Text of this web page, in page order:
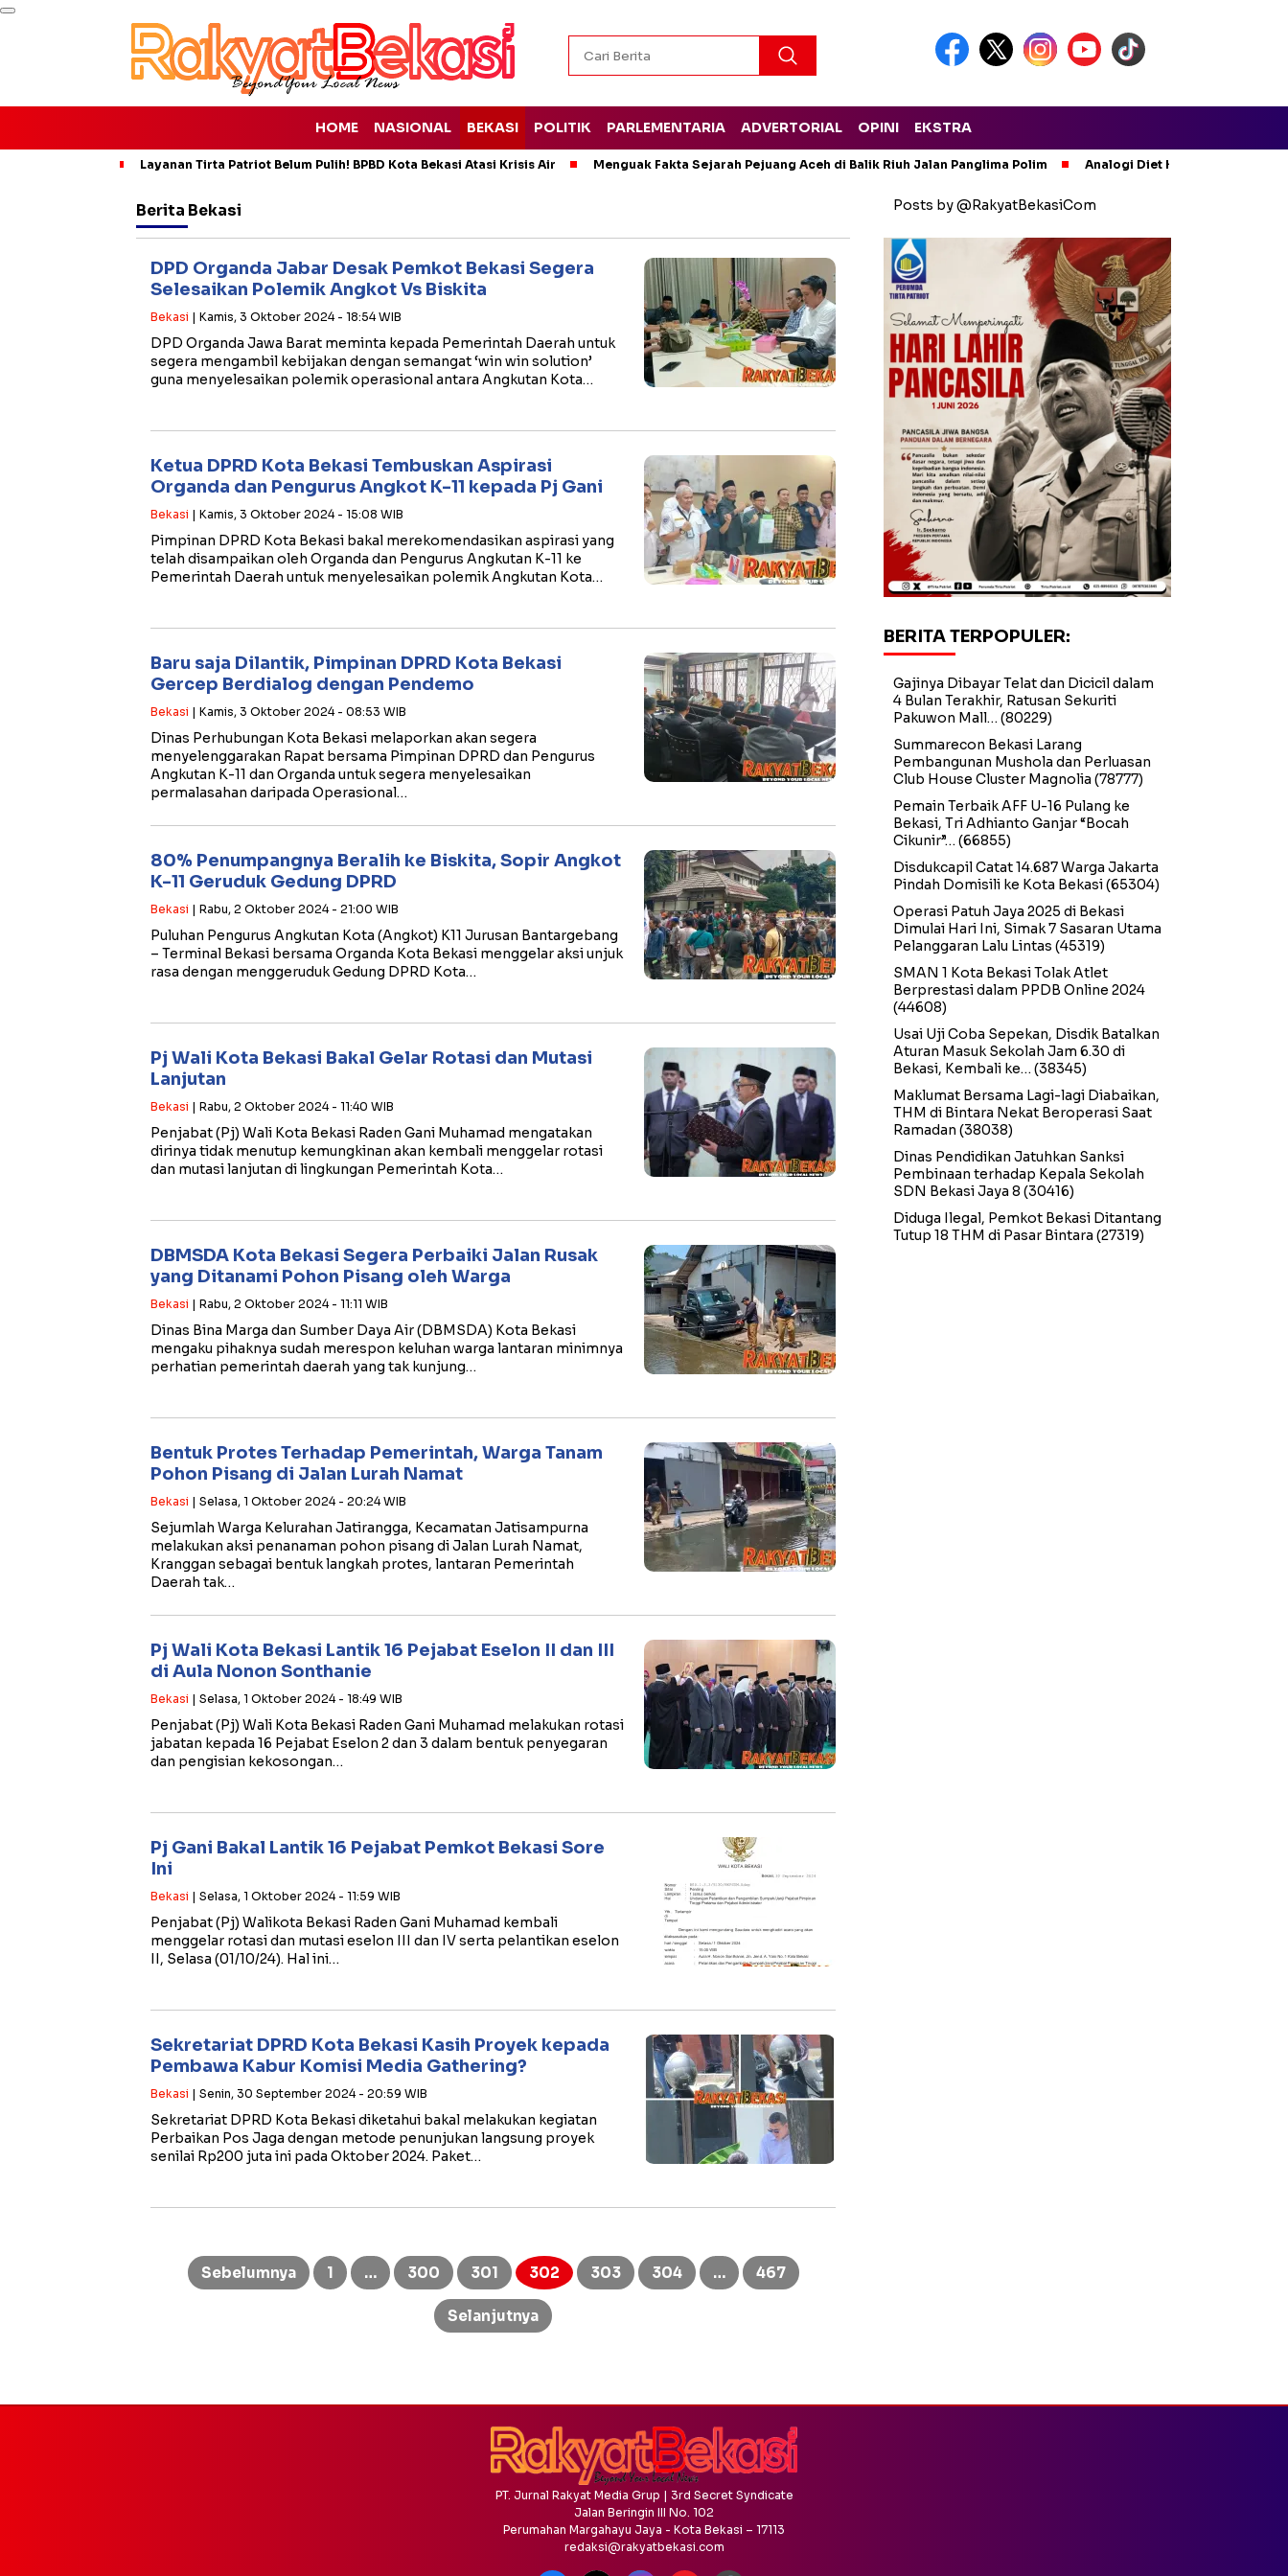
HOME NASIONAL BEKASI POLITIK PARLEMENTARIA ADVERTORIAL OPINI EKSTRA
Layanan Tirta Patriot Belum Pulih! BPBD Kota Bekasi Atasi Krisis Air Menguak Fakta Sejarah Pejuang Aceh di Balik Riuh Jalan Panglima Polim Analogi Diet Korupsi: Alarm
Berita Bekasi
DPD Organda Jabar Desak Pemkot Bekasi Segera
Selesaikan Polemik Angkot Vs Biskita
Bekasi | Kamis, 3 Oktober 2024 - 18:54 WIB
DPD Organda Jawa Barat meminta kepada Pemerintah Daerah untuk
segera mengambil kebijakan dengan semangat ‘win win solution’
guna menyelesaikan polemik operasional antara Angkutan Kota…
Ketua DPRD Kota Bekasi Tembuskan Aspirasi
Organda dan Pengurus Angkot K-11 kepada Pj Gani
Bekasi | Kamis, 3 Oktober 2024 - 15:08 WIB
Pimpinan DPRD Kota Bekasi bakal merekomendasikan aspirasi yang
telah disampaikan oleh Organda dan Pengurus Angkutan K-11 ke
Pemerintah Daerah untuk menyelesaikan polemik Angkutan Kota…
Baru saja Dilantik, Pimpinan DPRD Kota Bekasi
Gercep Berdialog dengan Pendemo
Bekasi | Kamis, 3 Oktober 2024 - 08:53 WIB
Dinas Perhubungan Kota Bekasi melaporkan akan segera
menyelenggarakan Rapat bersama Pimpinan DPRD dan Pengurus
Angkutan K-11 dan Organda untuk segera menyelesaikan
permalasahan daripada Operasional…
80% Penumpangnya Beralih ke Biskita, Sopir Angkot
K-11 Geruduk Gedung DPRD
Bekasi | Rabu, 2 Oktober 2024 - 21:00 WIB
Puluhan Pengurus Angkutan Kota (Angkot) K11 Jurusan Bantargebang
– Terminal Bekasi bersama Organda Kota Bekasi menggelar aksi unjuk
rasa dengan menggeruduk Gedung DPRD Kota…
Pj Wali Kota Bekasi Bakal Gelar Rotasi dan Mutasi
Lanjutan
Bekasi | Rabu, 2 Oktober 2024 - 11:40 WIB
Penjabat (Pj) Wali Kota Bekasi Raden Gani Muhamad mengatakan
dirinya tidak menutup kemungkinan akan kembali menggelar rotasi
dan mutasi lanjutan di lingkungan Pemerintah Kota…
DBMSDA Kota Bekasi Segera Perbaiki Jalan Rusak
yang Ditanami Pohon Pisang oleh Warga
Bekasi | Rabu, 2 Oktober 2024 - 11:11 WIB
Dinas Bina Marga dan Sumber Daya Air (DBMSDA) Kota Bekasi
mengaku pihaknya sudah merespon keluhan warga lantaran minimnya
perhatian pemerintah daerah yang tak kunjung…
Bentuk Protes Terhadap Pemerintah, Warga Tanam
Pohon Pisang di Jalan Lurah Namat
Bekasi | Selasa, 1 Oktober 2024 - 20:24 WIB
Sejumlah Warga Kelurahan Jatirangga, Kecamatan Jatisampurna
melakukan aksi penanaman pohon pisang di Jalan Lurah Namat,
Kranggan sebagai bentuk langkah protes, lantaran Pemerintah
Daerah tak…
Pj Wali Kota Bekasi Lantik 16 Pejabat Eselon II dan III
di Aula Nonon Sonthanie
Bekasi | Selasa, 1 Oktober 2024 - 18:49 WIB
Penjabat (Pj) Wali Kota Bekasi Raden Gani Muhamad melakukan rotasi
jabatan kepada 16 Pejabat Eselon 2 dan 3 dalam bentuk penyegaran
dan pengisian kekosongan…
Pj Gani Bakal Lantik 16 Pejabat Pemkot Bekasi Sore
Ini
Bekasi | Selasa, 1 Oktober 2024 - 11:59 WIB
Penjabat (Pj) Walikota Bekasi Raden Gani Muhamad kembali
menggelar rotasi dan mutasi eselon III dan IV serta pelantikan eselon
II, Selasa (01/10/24). Hal ini…
Sekretariat DPRD Kota Bekasi Kasih Proyek kepada
Pembawa Kabur Komisi Media Gathering?
Bekasi | Senin, 30 September 2024 - 20:59 WIB
Sekretariat DPRD Kota Bekasi diketahui bakal melakukan kegiatan
Perbaikan Pos Jaga dengan metode penunjukan langsung proyek
senilai Rp200 juta ini pada Oktober 2024. Paket…
Paginasi
pos Sebelumnya 1 … 300 301 302 303 304 … 467
Selanjutnya
Posts by @RakyatBekasiCom
BERITA TERPOPULER:
Gajinya Dibayar Telat dan Dicicil dalam
4 Bulan Terakhir, Ratusan Sekuriti
Pakuwon Mall… (80229)
Summarecon Bekasi Larang
Pembangunan Mushola dan Perluasan
Club House Cluster Magnolia (78777)
Pemain Terbaik AFF U-16 Pulang ke
Bekasi, Tri Adhianto Ganjar “Bocah
Cikunir”… (66855)
Disdukcapil Catat 14.687 Warga Jakarta
Pindah Domisili ke Kota Bekasi(65304)
Operasi Patuh Jaya 2025 di Bekasi
Dimulai Hari Ini, Simak 7 Sasaran Utama
Pelanggaran Lalu Lintas (45319)
SMAN 1 Kota Bekasi Tolak Atlet
Berprestasi dalam PPDB Online 2024
(44608)
Usai Uji Coba Sepekan, Disdik Batalkan
Aturan Masuk Sekolah Jam 6.30 di
Bekasi, Kembali ke… (38345)
Maklumat Bersama Lagi-lagi Diabaikan,
THM di Bintara Nekat Beroperasi Saat
Ramadan (38038)
Dinas Pendidikan Jatuhkan Sanksi
Pembinaan terhadap Kepala Sekolah
SDN Bekasi Jaya 8 (30416)
Diduga Ilegal, Pemkot Bekasi Ditantang
Tutup 18 THM di Pasar Bintara (27319)
PT. Jurnal Rakyat Media Grup | 3rd Secret Syndicate
Jalan Beringin III No. 102
Perumahan Margahayu Jaya - Kota Bekasi – 17113
redaksi@rakyatbekasi.com